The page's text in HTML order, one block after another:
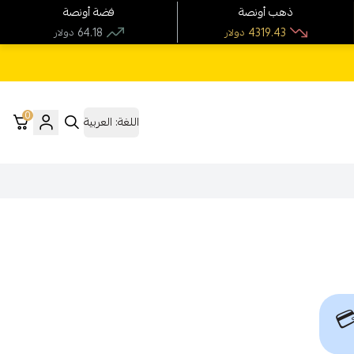
اللغة: العربية 0
فضة أونصة
دولار 64.18
ذهب أونصة
دولار 4319.43